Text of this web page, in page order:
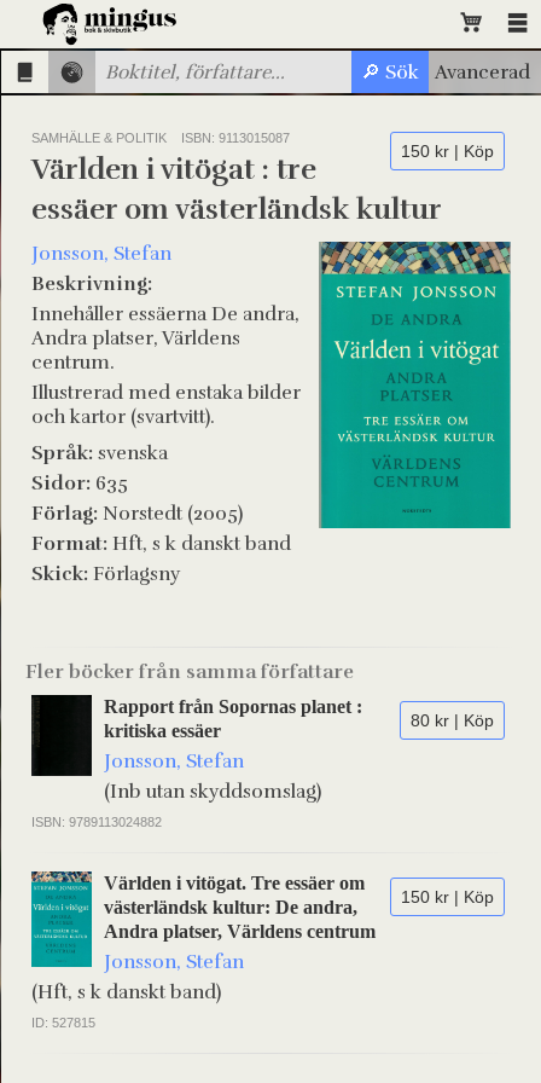
SAMHÄLLE & POLITIK ISBN: 9113015087
150 kr | Köp
Världen i vitögat : tre
essäer om västerländsk kultur
Jonsson, Stefan
Beskrivning:
Innehåller essäerna De andra,
Andra platser, Världens
centrum.
Illustrerad med enstaka bilder
och kartor (svartvitt).
Språk: svenska
Sidor: 635
Förlag: Norstedt (2005)
Format: Hft, s k danskt band
Skick: Förlagsny
Fler böcker från samma författare
80 kr | Köp
Rapport från Sopornas planet :
kritiska essäer
Jonsson, Stefan
(Inb utan skyddsomslag)
ISBN: 9789113024882
150 kr | Köp
Världen i vitögat. Tre essäer om
västerländsk kultur: De andra,
Andra platser, Världens centrum
Jonsson, Stefan
(Hft, s k danskt band)
ID: 527815